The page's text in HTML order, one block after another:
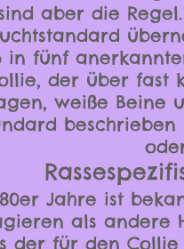
aber die
in fünf
der über
weiße Beine
Jahre ist
als andere
der für den